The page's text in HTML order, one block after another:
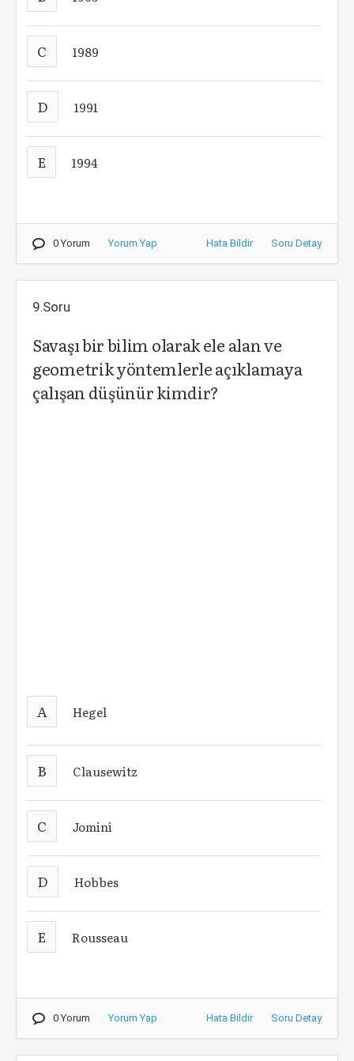
C 1989
D 1991
E 1994
0 Yorum Yorum Yap Hata Bildir Soru Detay
9.Soru
Savaşı bir bilim olarak ele alan ve
geometrik yöntemlerle açıklamaya
çalışan düşünür kimdir?
A Hegel
B Clausewitz
C Jomini
D Hobbes
E Rousseau
0 Yorum Yorum Yap Hata Bildir Soru Detay